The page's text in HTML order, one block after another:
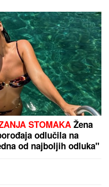
STOMAKA Žena
odlučila na
od najboljih odluka"